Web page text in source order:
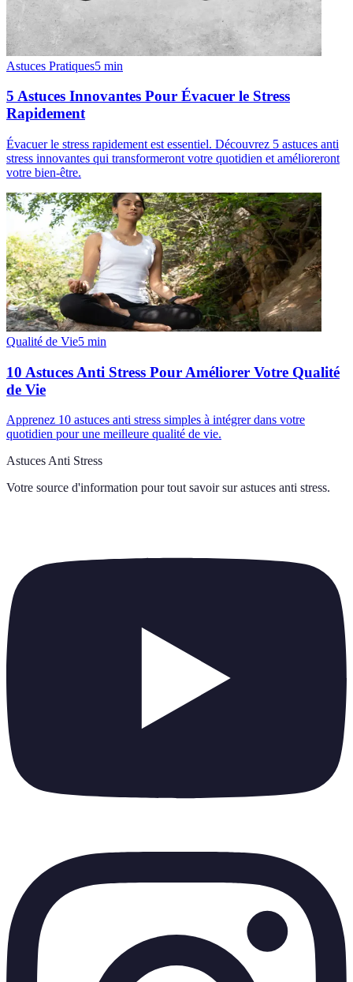
Astuces Pratiques5 min
5 Astuces Innovantes Pour Évacuer le Stress
Rapidement
Évacuer le stress rapidement est essentiel. Découvrez 5 astuces anti
stress innovantes qui transformeront votre quotidien et amélioreront
votre bien-être.
Qualité de Vie5 min
10 Astuces Anti Stress Pour Améliorer Votre Qualité
de Vie
Apprenez 10 astuces anti stress simples à intégrer dans votre
quotidien pour une meilleure qualité de vie.
Astuces Anti Stress
Votre source d'information pour tout savoir sur astuces anti stress.